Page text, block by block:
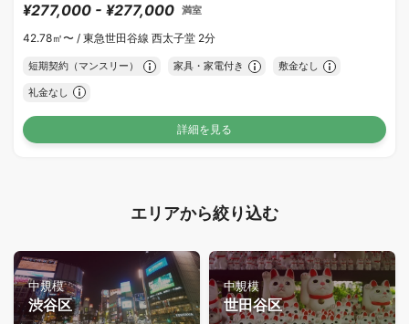
¥277,000 - ¥277,000 満室
42.78㎡〜 / 東急世田谷線 西太子堂 2分
短期契約（マンスリー） 家具・家電付き 敷金なし
礼金なし
詳細を見る
エリアから絞り込む
中規模
渋谷区
中規模
世田谷区